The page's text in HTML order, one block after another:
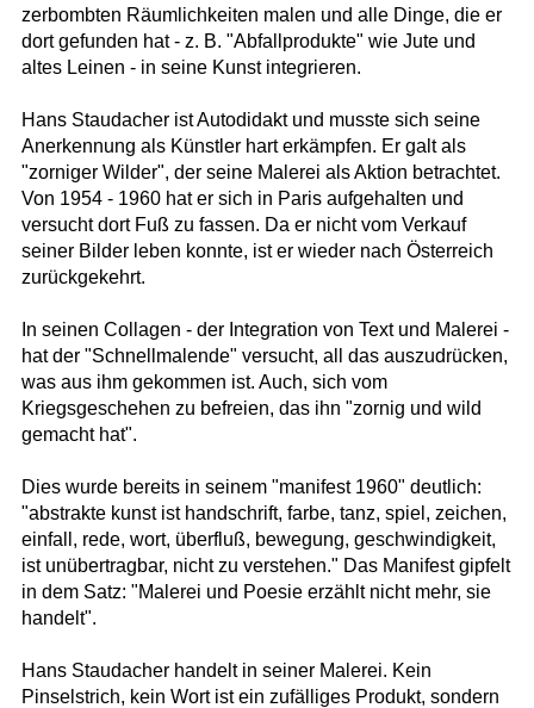
zerbombten Räumlichkeiten malen und alle Dinge, die er
dort gefunden hat - z. B. "Abfallprodukte" wie Jute und
altes Leinen - in seine Kunst integrieren.
Hans Staudacher ist Autodidakt und musste sich seine
Anerkennung als Künstler hart erkämpfen. Er galt als
"zorniger Wilder", der seine Malerei als Aktion betrachtet.
Von 1954 - 1960 hat er sich in Paris aufgehalten und
versucht dort Fuß zu fassen. Da er nicht vom Verkauf
seiner Bilder leben konnte, ist er wieder nach Österreich
zurückgekehrt.
In seinen Collagen - der Integration von Text und Malerei -
hat der "Schnellmalende" versucht, all das auszudrücken,
was aus ihm gekommen ist. Auch, sich vom
Kriegsgeschehen zu befreien, das ihn "zornig und wild
gemacht hat".
Dies wurde bereits in seinem "manifest 1960" deutlich:
"abstrakte kunst ist handschrift, farbe, tanz, spiel, zeichen,
einfall, rede, wort, überfluß, bewegung, geschwindigkeit,
ist unübertragbar, nicht zu verstehen." Das Manifest gipfelt
in dem Satz: "Malerei und Poesie erzählt nicht mehr, sie
handelt".
Hans Staudacher handelt in seiner Malerei. Kein
Pinselstrich, kein Wort ist ein zufälliges Produkt, sondern